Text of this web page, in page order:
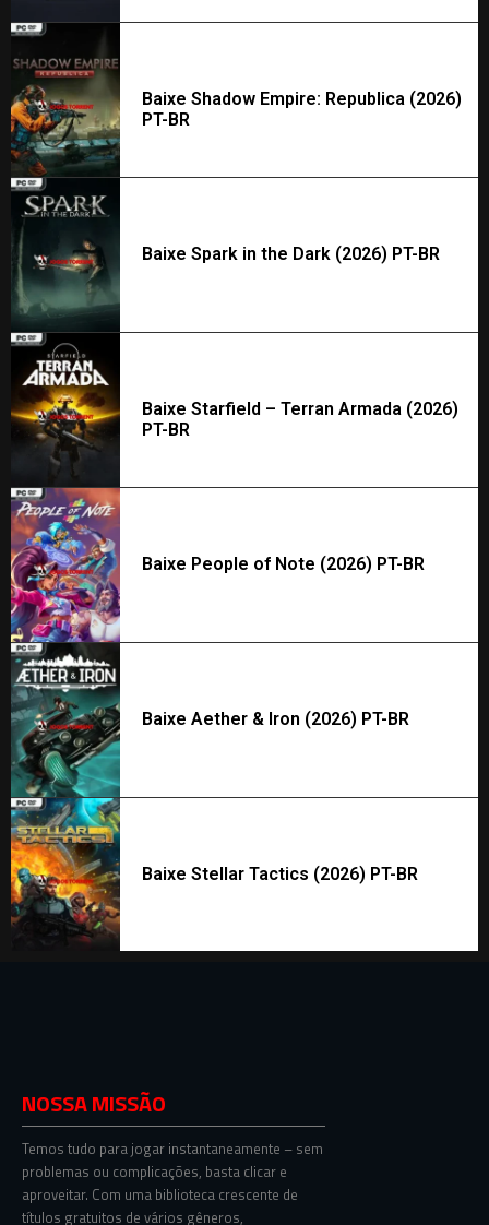
Baixe Shadow Empire: Republica (2026)
PT-BR
Baixe Spark in the Dark (2026) PT-BR
Baixe Starfield – Terran Armada (2026)
PT-BR
Baixe People of Note (2026) PT-BR
Baixe Aether & Iron (2026) PT-BR
Baixe Stellar Tactics (2026) PT-BR
NOSSA MISSÃO
Temos tudo para jogar instantaneamente – sem
problemas ou complicações, basta clicar e
aproveitar. Com uma biblioteca crescente de
títulos gratuitos de vários gêneros,